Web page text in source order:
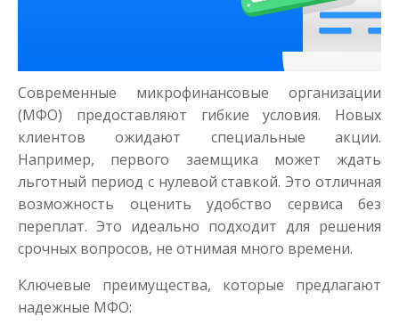
Срок от 1до 21 дня
Моментальный займ
Современные микрофинансовые организации
(МФО) предоставляют гибкие условия. Новых
клиентов ожидают специальные акции.
Например, первого заемщика может ждать
льготный период с нулевой ставкой. Это отличная
возможность оценить удобство сервиса без
переплат. Это идеально подходит для решения
срочных вопросов, не отнимая много времени.
Ключевые преимущества, которые предлагают
надежные МФО: